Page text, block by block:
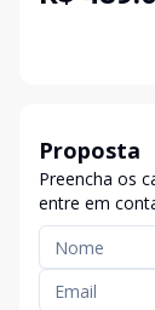
Proposta
Preencha os
entre em